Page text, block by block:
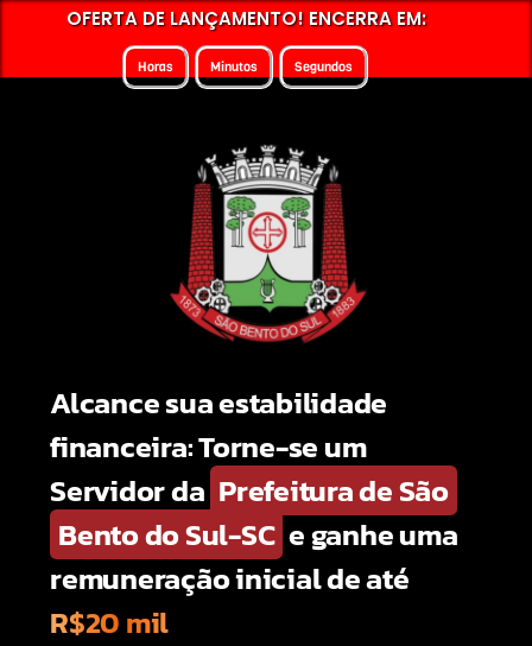
OFERTA DE LANÇAMENTO! ENCERRA EM:
Horas Minutos Segundos
Alcance sua estabilidade
financeira: Torne-se um
Servidor da Prefeitura de São
Bento do Sul-SC e ganhe uma
remuneração inicial de até
R$20 mil